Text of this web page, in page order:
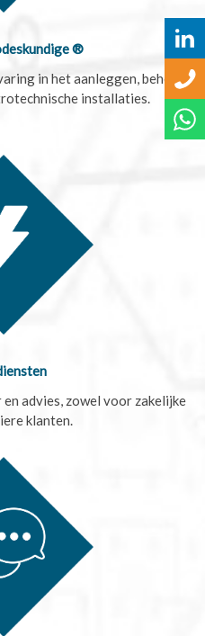
®
in het aanleggen, beheren
installaties.
advies, zowel voor zakelijke
klanten.